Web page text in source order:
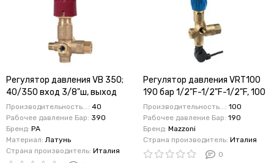
Регулятор давления VB 350;
40/350 вход 3/8"ш, выход
3/8"г. 40 л/мин
Производительность...: 40
Рабочее давление Бар: 390
Бренд: PA
Материал: Латунь
Страна производитель: Италия
Регулятор давления VRT100
190 бар 1/2"F-1/2"F-1/2"F, 100
л/мин, м/выкл.
Производительность...: 100
Рабочее давление Бар: 190
Бренд: Mazzoni
Страна производитель: Италия
0